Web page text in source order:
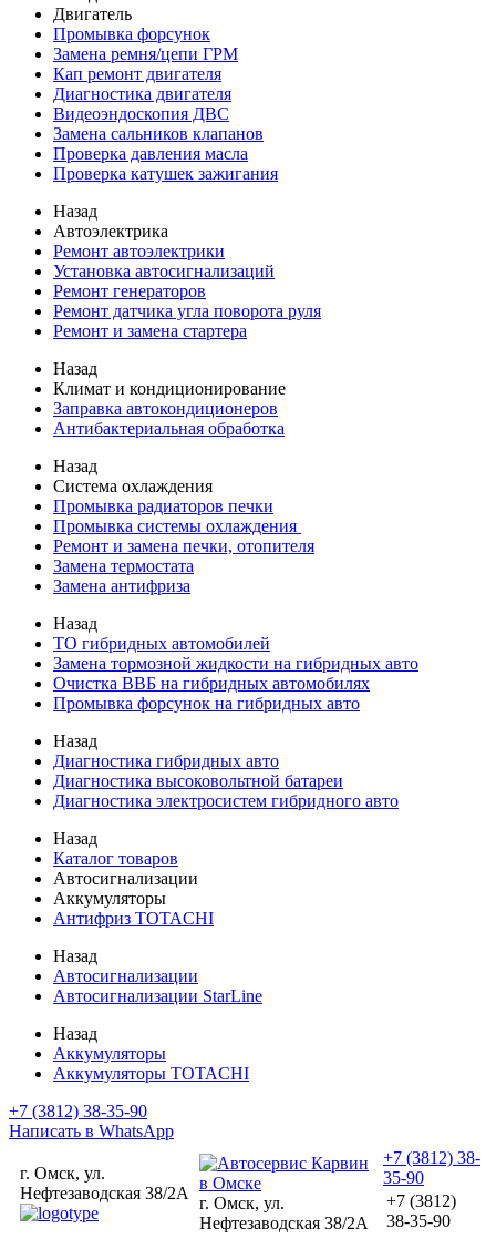
Двигатель
Промывка форсунок
Замена ремня/цепи ГРМ
Кап ремонт двигателя
Диагностика двигателя
Видеоэндоскопия ДВС
Замена сальников клапанов
Проверка давления масла
Проверка катушек зажигания
Назад
Автоэлектрика
Ремонт автоэлектрики
Установка автосигнализаций
Ремонт генераторов
Ремонт датчика угла поворота руля
Ремонт и замена стартера
Назад
Климат и кондиционирование
Заправка автокондиционеров
Антибактериальная обработка
Назад
Система охлаждения
Промывка радиаторов печки
Промывка системы охлаждения
Ремонт и замена печки, отопителя
Замена термостата
Замена антифриза
Назад
ТО гибридных автомобилей
Замена тормозной жидкости на гибридных авто
Очистка ВВБ на гибридных автомобилях
Промывка форсунок на гибридных авто
Назад
Диагностика гибридных авто
Диагностика высоковольтной батареи
Диагностика электросистем гибридного авто
Назад
Каталог товаров
Автосигнализации
Аккумуляторы
Антифриз TOTACHI
Назад
Автосигнализации
Автосигнализации StarLine
Назад
Аккумуляторы
Аккумуляторы TOTACHI
+7 (3812) 38-35-90
Написать в WhatsApp
г. Омск, ул.
Нефтезаводская 38/2А
г. Омск, ул.
Нефтезаводская 38/2А
+7 (3812) 38-
35-90
+7 (3812)
38-35-90